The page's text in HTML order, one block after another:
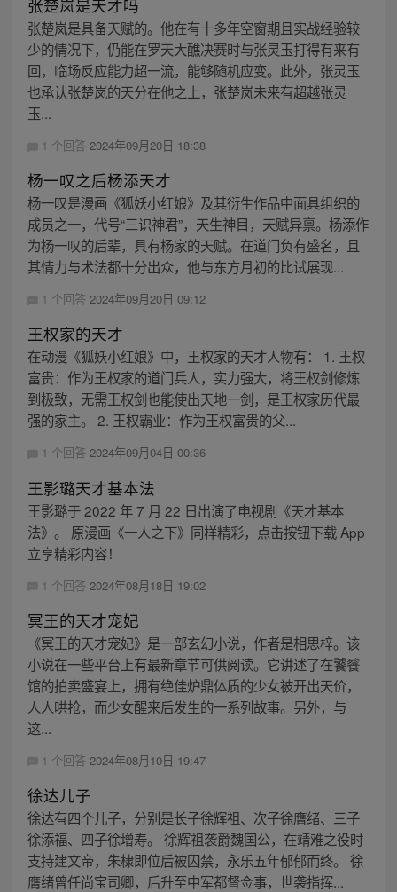
张楚岚是天才吗
张楚岚是具备天赋的。他在有十多年空窗期且实战经验较
少的情况下，仍能在罗天大醮决赛时与张灵玉打得有来有
回，临场反应能力超一流，能够随机应变。此外，张灵玉
也承认张楚岚的天分在他之上，张楚岚未来有超越张灵
玉...
1 个回答 2024年09月20日 18:38
杨一叹之后杨添天才
杨一叹是漫画《狐妖小红娘》及其衍生作品中面具组织的
成员之一，代号“三识神君”，天生神目，天赋异禀。杨添作
为杨一叹的后辈，具有杨家的天赋。在道门负有盛名，且
其情力与术法都十分出众，他与东方月初的比试展现...
1 个回答 2024年09月20日 09:12
王权家的天才
在动漫《狐妖小红娘》中，王权家的天才人物有： 1. 王权
富贵：作为王权家的道门兵人，实力强大，将王权剑修炼
到极致，无需王权剑也能使出天地一剑，是王权家历代最
强的家主。 2. 王权霸业：作为王权富贵的父...
1 个回答 2024年09月04日 00:36
王影璐天才基本法
王影璐于 2022 年 7 月 22 日出演了电视剧《天才基本
法》。 原漫画《一人之下》同样精彩，点击按钮下载 App
立享精彩内容！
1 个回答 2024年08月18日 19:02
冥王的天才宠妃
《冥王的天才宠妃》是一部玄幻小说，作者是相思梓。该
小说在一些平台上有最新章节可供阅读。它讲述了在饕餮
馆的拍卖盛宴上，拥有绝佳炉鼎体质的少女被开出天价，
人人哄抢，而少女醒来后发生的一系列故事。另外，与
这...
1 个回答 2024年08月10日 19:47
徐达儿子
徐达有四个儿子，分别是长子徐辉祖、次子徐膺绪、三子
徐添福、四子徐增寿。 徐辉祖袭爵魏国公，在靖难之役时
支持建文帝，朱棣即位后被囚禁，永乐五年郁郁而终。 徐
膺绪曾任尚宝司卿，后升至中军都督佥事，世袭指挥...